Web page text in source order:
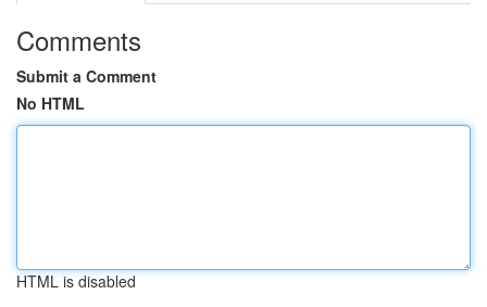
Comments
Submit a Comment
No HTML
HTML is disabled